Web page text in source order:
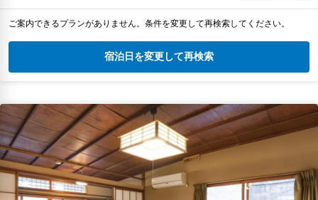
ご案内できるプランがありません。条件を変更して再検索してください。
宿泊日を変更して再検索